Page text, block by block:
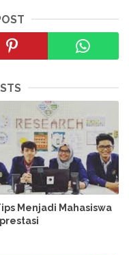
Menjadi Mahasiswa